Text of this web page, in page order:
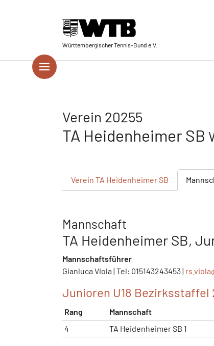
Württembergischer Tennis-Bund e.V.
Verein 20255
TA Heidenheimer SB
Verein TA Heidenheimer SB
Mannschaft
TA Heidenheimer SB,
Mannschaftsführer
Gianluca Viola | Tel: 015143243453 |
Junioren U18 Bezirksstaffel
Rang Mannschaft
4
TA Heidenheimer SB 1